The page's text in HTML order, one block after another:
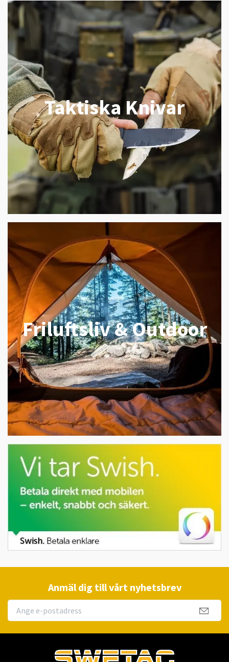
Taktiska Knivar
Friluftsliv & Outdoor
Anmäl dig till vårt nyhetsbrev